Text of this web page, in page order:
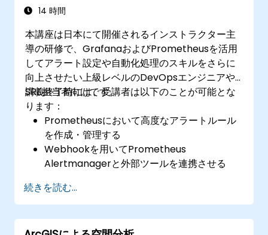
14 時間
本講座は日本にて開催されるインストラクター主
導の研修で、GrafanaおよびPrometheusを活用
してアラート設定や自動化処理のスキルをさらに
向上させたい上級レベルのDevOpsエンジニアや
SRE担当者向けです。
講義終了時には、受講者は以下のことが可能とな
ります：
Prometheusにおいて高度なアラートルール
を作成・管理する
Webhookを用いてPrometheus
Alertmanagerと外部ツールを連携させる
動応答処理を実装する
Grafanaを用いてアラート情報を効果的に可
視化・管理する
続きを読む...